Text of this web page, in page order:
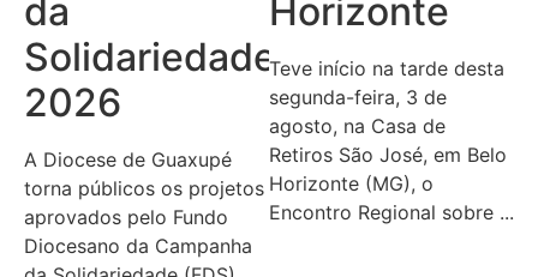
da
Solidariedade
2026
A Diocese de Guaxupé
torna públicos os projetos
aprovados pelo Fundo
Diocesano da Campanha
Horizonte
Teve início na tarde desta
segunda-feira, 3 de
agosto, na Casa de
Retiros São José, em Belo
Horizonte (MG), o
Encontro Regional sobre ...